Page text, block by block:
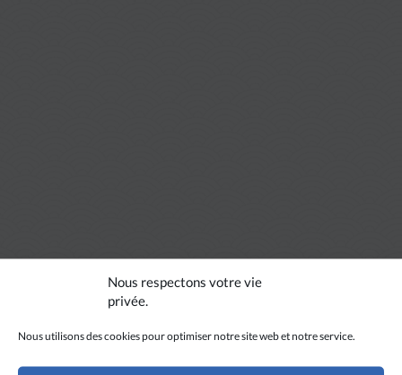
Nous respectons votre vie
privée.
Nous utilisons des cookies pour optimiser notre site web et notre service.